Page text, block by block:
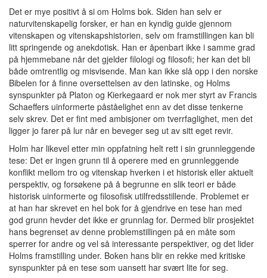
Det er mye positivt å si om Holms bok. Siden han selv er
naturvitenskapelig forsker, er han en kyndig guide gjennom
vitenskapen og vitenskapshistorien, selv om framstillingen kan bli
litt springende og anekdotisk. Han er åpenbart ikke i samme grad
på hjemmebane når det gjelder filologi og filosofi; her kan det bli
både omtrentlig og misvisende. Man kan ikke slå opp i den norske
Bibelen for å finne oversettelsen av den latinske, og Holms
synspunkter på Platon og Kierkegaard er nok mer styrt av Francis
Schaeffers uinformerte påståelighet enn av det disse tenkerne
selv skrev. Det er fint med ambisjoner om tverrfaglighet, men det
ligger jo farer på lur når en beveger seg ut av sitt eget revir.
Holm har likevel etter min oppfatning helt rett i sin grunnleggende
tese: Det er ingen grunn til å operere med en grunnleggende
konflikt mellom tro og vitenskap hverken i et historisk eller aktuelt
perspektiv, og forsøkene på å begrunne en slik teori er både
historisk uinformerte og filosofisk utilfredsstillende. Problemet er
at han har skrevet en hel bok for å gjendrive en tese han med
god grunn hevder det ikke er grunnlag for. Dermed blir prosjektet
hans begrenset av denne problemstillingen på en måte som
sperrer for andre og vel så interessante perspektiver, og det lider
Holms framstilling under. Boken hans blir en rekke med kritiske
synspunkter på en tese som uansett har svært lite for seg.